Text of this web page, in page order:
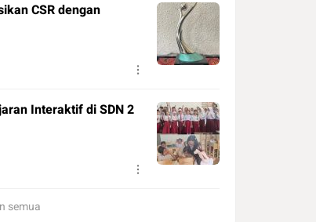
CSR dengan
Interaktif di SDN 2
semua